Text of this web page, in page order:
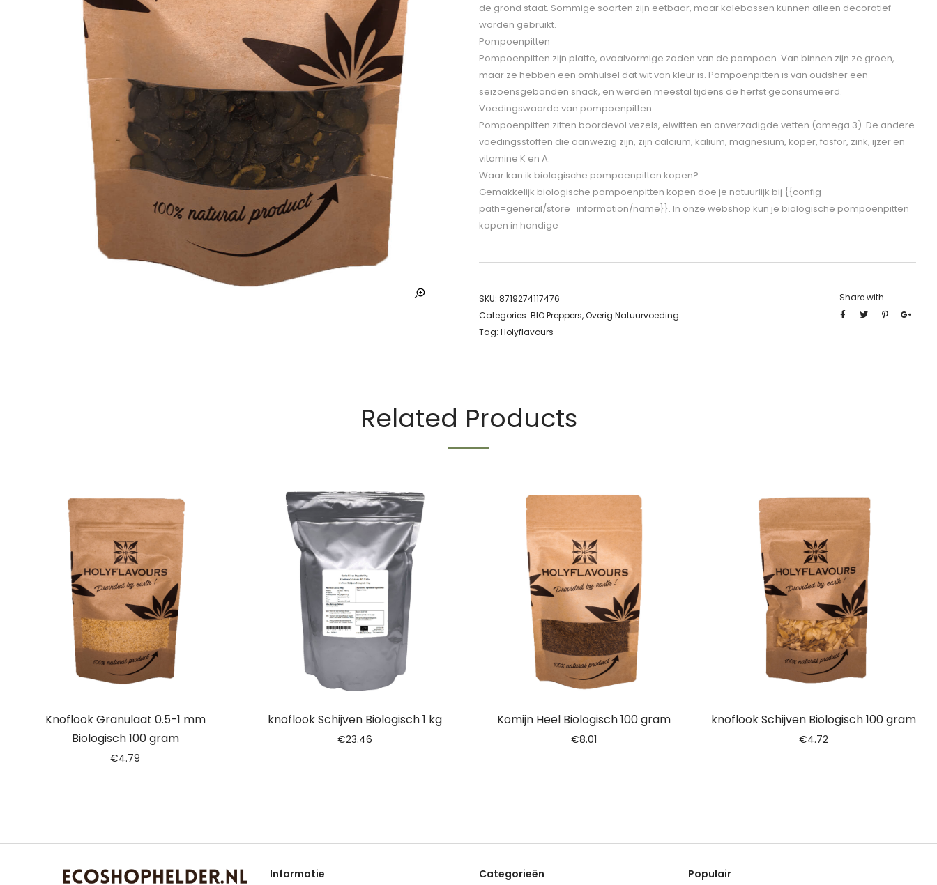
de grond staat. Sommige soorten zijn eetbaar, maar kalebassen kunnen alleen decoratief
worden gebruikt.
Pompoenpitten
Pompoenpitten zijn platte, ovaalvormige zaden van de pompoen. Van binnen zijn ze groen,
maar ze hebben een omhulsel dat wit van kleur is. Pompoenpitten is van oudsher een
seizoensgebonden snack, en werden meestal tijdens de herfst geconsumeerd.
Voedingswaarde van pompoenpitten
Pompoenpitten zitten boordevol vezels, eiwitten en onverzadigde vetten (omega 3). De andere
voedingsstoffen die aanwezig zijn, zijn calcium, kalium, magnesium, koper, fosfor, zink, ijzer en
vitamine K en A.
Waar kan ik biologische pompoenpitten kopen?
Gemakkelijk biologische pompoenpitten kopen doe je natuurlijk bij {{config
path=general/store_information/name}}. In onze webshop kun je biologische pompoenpitten
kopen in handige
SKU: 8719274117476
Categories: BIO Preppers,Overig Natuurvoeding
Tag: Holyflavours
Share with
Related Products
Knoflook Granulaat 0.5-1 mm
Biologisch 100 gram
€4.79
knoflook Schijven Biologisch 1 kg
€23.46
Komijn Heel Biologisch 100 gram
€8.01
knoflook Schijven Biologisch 100 gram
€4.72
Informatie Categorieën Populair